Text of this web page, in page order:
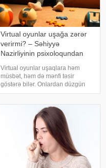
Virtual oyunlar uşağa zərər
verirmi? – Səhiyyə
Nazirliyinin psixoloqundan
Virtual oyunlar uşaqlara həm
müsbət, həm də mənfi təsir
göstərə bilər. Onlardan düzgün
rejimdə istifadə edildikdə zehni
artıq oynanılması fiziki və psixoloji
problemlərə səbəb ola bilər